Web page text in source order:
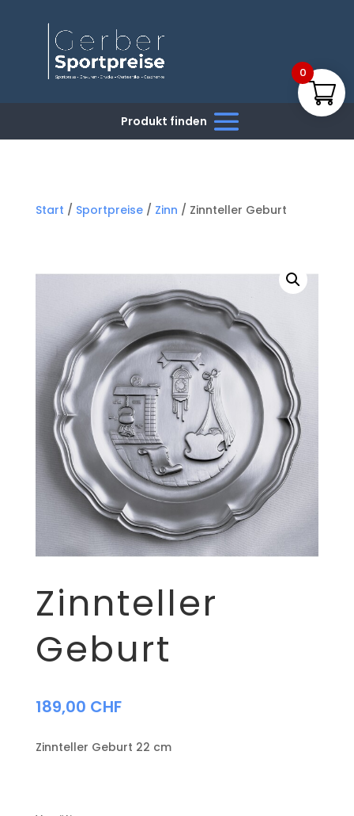
Start / Sportpreise/ Zinn / Zinnteller Geburt
Zinnteller
Geburt
189,00 CHF
Zinnteller Geburt 22 cm
0